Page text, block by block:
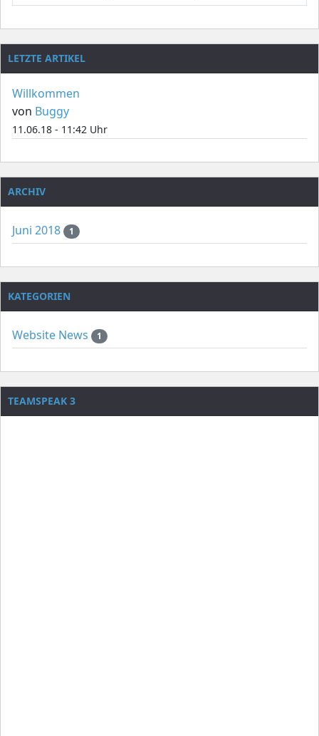
LETZTE ARTIKEL
Willkommen
von Buggy
11.06.18 - 11:42 Uhr
ARCHIV
Juni 2018 1
KATEGORIEN
Website News 1
TEAMSPEAK 3